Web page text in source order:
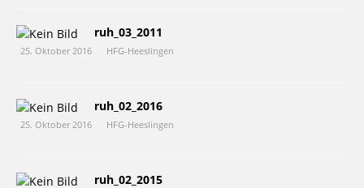
ruh_03_2011
25. Oktober 2016 HFG-Heeslingen
ruh_02_2016
25. Oktober 2016 HFG-Heeslingen
ruh_02_2015